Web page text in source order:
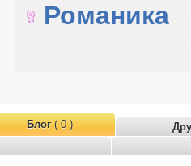
Романика
Блог( 0 )